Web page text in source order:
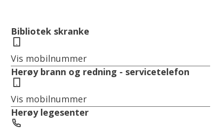
s
u
l
t
a
t
Bibliotek skranke
Vis mobilnummer
Herøy brann og redning - servicetelefon
Vis mobilnummer
Herøy legesenter